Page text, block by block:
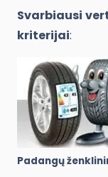
Svarbiausi
kriterijai:
Padangų